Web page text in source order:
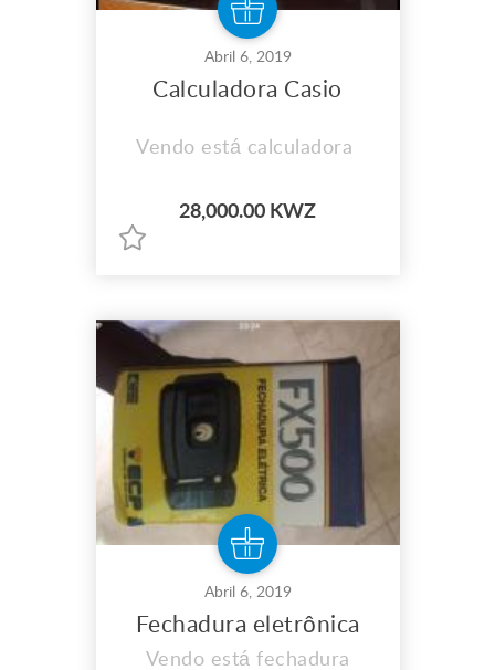
Abril 6, 2019
Calculadora Casio
Vendo está calculadora
28,000.00 KWZ
Abril 6, 2019
Fechadura eletrônica
Vendo está fechadura